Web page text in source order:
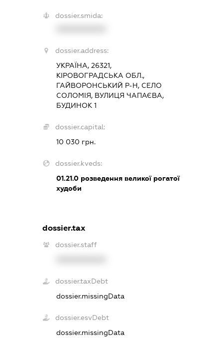
dossier.smida:
dossier.address:
УКРАЇНА, 26321,
КІРОВОГРАДСЬКА ОБЛ.,
ГАЙВОРОНСЬКИЙ Р-Н, СЕЛО
СОЛОМІЯ, ВУЛИЦЯ ЧАПАЄВА,
БУДИНОК 1
dossier.capital:
10 030 грн.
dossier.kveds:
01.21.0 розведення великої рогатої
худоби
dossier.tax
dossier.staff
dossier.taxDebt
dossier.missingData
dossier.esvDebt
dossier.missingData